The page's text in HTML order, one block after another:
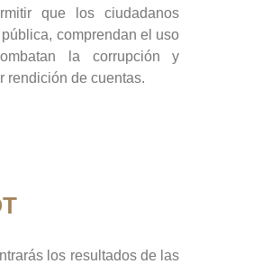
que los ciudadanos
comprendan el uso
la corrupción y
rendición de cuentas.
los resultados de las